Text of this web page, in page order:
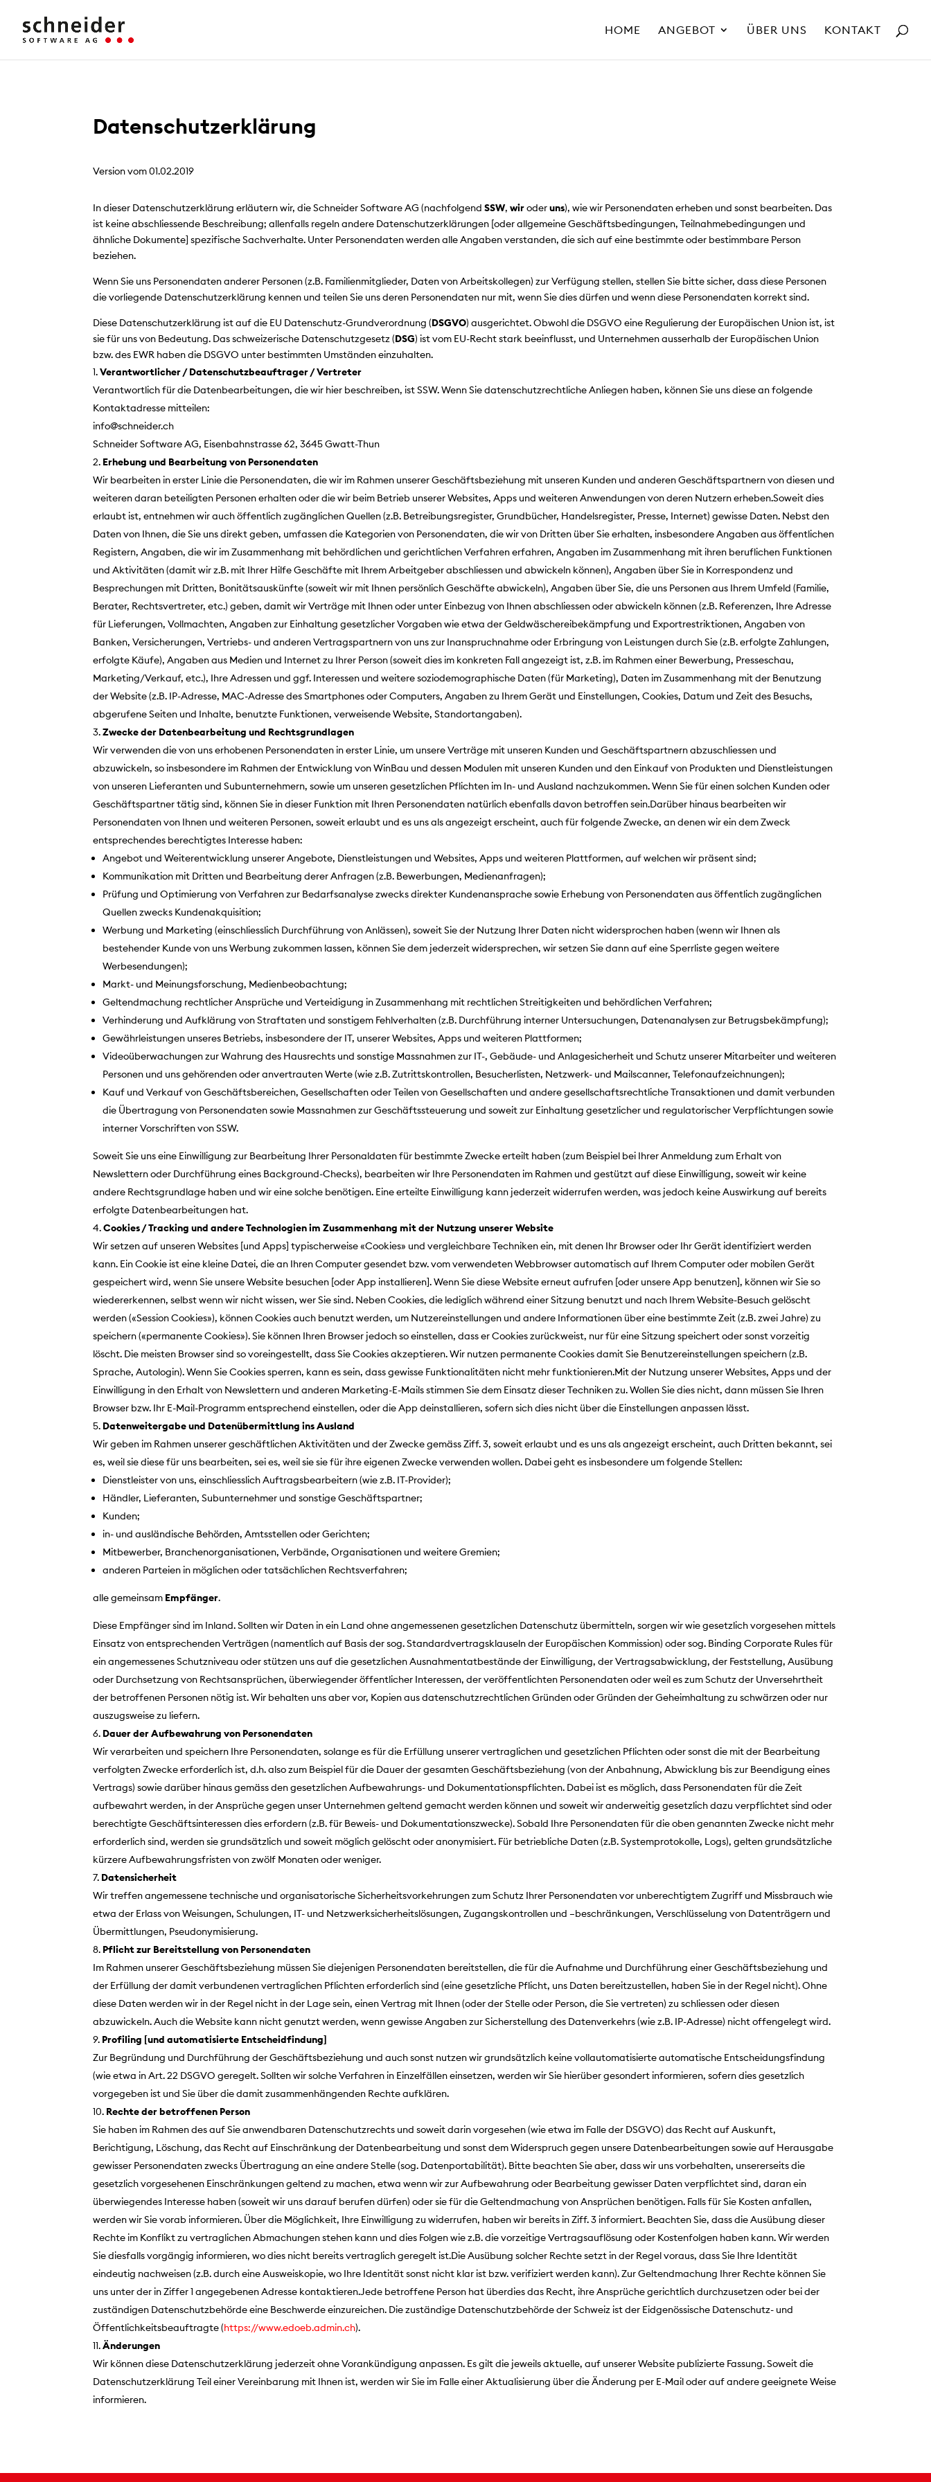
HOME ANGEBOT ÜBER UNS KONTAKT
Datenschutzerklärung
Version vom 01.02.2019
In dieser Datenschutzerklärung erläutern wir, die Schneider Software AG (nachfolgendSSW,wiroderuns), wie wir Personendaten erheben und sonst bearbeiten. Das
ist keine abschliessende Beschreibung; allenfalls regeln andere Datenschutzerklärungen [oder allgemeine Geschäftsbedingungen, Teilnahmebedingungen und
ähnliche Dokumente] spezifische Sachverhalte. Unter Personendaten werden alle Angaben verstanden, die sich auf eine bestimmte oder bestimmbare Person
beziehen.
Wenn Sie uns Personendaten anderer Personen (z.B. Familienmitglieder, Daten von Arbeitskollegen) zur Verfügung stellen, stellen Sie bitte sicher, dass diese Personen
die vorliegende Datenschutzerklärung kennen und teilen Sie uns deren Personendaten nur mit, wenn Sie dies dürfen und wenn diese Personendaten korrekt sind.
Diese Datenschutzerklärung ist auf die EU Datenschutz-Grundverordnung (DSGVO) ausgerichtet. Obwohl die DSGVO eine Regulierung der Europäischen Union ist, ist
sie für uns von Bedeutung. Das schweizerische Datenschutzgesetz (DSG) ist vom EU-Recht stark beeinflusst, und Unternehmen ausserhalb der Europäischen Union
bzw. des EWR haben die DSGVO unter bestimmten Umständen einzuhalten.
Verantwortlicher / Datenschutzbeauftrager / Vertreter
Verantwortlich für die Datenbearbeitungen, die wir hier beschreiben, ist SSW. Wenn Sie datenschutzrechtliche Anliegen haben, können Sie uns diese an folgende
Kontaktadresse mitteilen:
info@schneider.ch
Schneider Software AG, Eisenbahnstrasse 62, 3645 Gwatt-Thun
Erhebung und Bearbeitung von Personendaten
Wir bearbeiten in erster Linie die Personendaten, die wir im Rahmen unserer Geschäftsbeziehung mit unseren Kunden und anderen Geschäftspartnern von diesen und
weiteren daran beteiligten Personen erhalten oder die wir beim Betrieb unserer Websites, Apps und weiteren Anwendungen von deren Nutzern erheben.Soweit dies
erlaubt ist, entnehmen wir auch öffentlich zugänglichen Quellen (z.B. Betreibungsregister, Grundbücher, Handelsregister, Presse, Internet) gewisse Daten. Nebst den
Daten von Ihnen, die Sie uns direkt geben, umfassen die Kategorien von Personendaten, die wir von Dritten über Sie erhalten, insbesondere Angaben aus öffentlichen
Registern, Angaben, die wir im Zusammenhang mit behördlichen und gerichtlichen Verfahren erfahren, Angaben im Zusammenhang mit ihren beruflichen Funktionen
und Aktivitäten (damit wir z.B. mit Ihrer Hilfe Geschäfte mit Ihrem Arbeitgeber abschliessen und abwickeln können), Angaben über Sie in Korrespondenz und
Besprechungen mit Dritten, Bonitätsauskünfte (soweit wir mit Ihnen persönlich Geschäfte abwickeln), Angaben über Sie, die uns Personen aus Ihrem Umfeld (Familie,
Berater, Rechtsvertreter, etc.) geben, damit wir Verträge mit Ihnen oder unter Einbezug von Ihnen abschliessen oder abwickeln können (z.B. Referenzen, Ihre Adresse
für Lieferungen, Vollmachten, Angaben zur Einhaltung gesetzlicher Vorgaben wie etwa der Geldwäschereibekämpfung und Exportrestriktionen, Angaben von
Banken, Versicherungen, Vertriebs- und anderen Vertragspartnern von uns zur Inanspruchnahme oder Erbringung von Leistungen durch Sie (z.B. erfolgte Zahlungen,
erfolgte Käufe), Angaben aus Medien und Internet zu Ihrer Person (soweit dies im konkreten Fall angezeigt ist, z.B. im Rahmen einer Bewerbung, Presseschau,
Marketing/Verkauf, etc.), Ihre Adressen und ggf. Interessen und weitere soziodemographische Daten (für Marketing), Daten im Zusammenhang mit der Benutzung
der Website (z.B. IP-Adresse, MAC-Adresse des Smartphones oder Computers, Angaben zu Ihrem Gerät und Einstellungen, Cookies, Datum und Zeit des Besuchs,
abgerufene Seiten und Inhalte, benutzte Funktionen, verweisende Website, Standortangaben).
Zwecke der Datenbearbeitung und Rechtsgrundlagen
Wir verwenden die von uns erhobenen Personendaten in erster Linie, um unsere Verträge mit unseren Kunden und Geschäftspartnern abzuschliessen und
abzuwickeln, so insbesondere im Rahmen der Entwicklung von WinBau und dessen Modulen mit unseren Kunden und den Einkauf von Produkten und Dienstleistungen
von unseren Lieferanten und Subunternehmern, sowie um unseren gesetzlichen Pflichten im In- und Ausland nachzukommen. Wenn Sie für einen solchen Kunden oder
Geschäftspartner tätig sind, können Sie in dieser Funktion mit Ihren Personendaten natürlich ebenfalls davon betroffen sein.Darüber hinaus bearbeiten wir
Personendaten von Ihnen und weiteren Personen, soweit erlaubt und es uns als angezeigt erscheint, auch für folgende Zwecke, an denen wir ein dem Zweck
entsprechendes berechtigtes Interesse haben:
Angebot und Weiterentwicklung unserer Angebote, Dienstleistungen und Websites, Apps und weiteren Plattformen, auf welchen wir präsent sind;
Kommunikation mit Dritten und Bearbeitung derer Anfragen (z.B. Bewerbungen, Medienanfragen);
Prüfung und Optimierung von Verfahren zur Bedarfsanalyse zwecks direkter Kundenansprache sowie Erhebung von Personendaten aus öffentlich zugänglichen
Quellen zwecks Kundenakquisition;
Werbung und Marketing (einschliesslich Durchführung von Anlässen), soweit Sie der Nutzung Ihrer Daten nicht widersprochen haben (wenn wir Ihnen als
bestehender Kunde von uns Werbung zukommen lassen, können Sie dem jederzeit widersprechen, wir setzen Sie dann auf eine Sperrliste gegen weitere
Werbesendungen);
Markt- und Meinungsforschung, Medienbeobachtung;
Geltendmachung rechtlicher Ansprüche und Verteidigung in Zusammenhang mit rechtlichen Streitigkeiten und behördlichen Verfahren;
Verhinderung und Aufklärung von Straftaten und sonstigem Fehlverhalten (z.B. Durchführung interner Untersuchungen, Datenanalysen zur Betrugsbekämpfung);
Gewährleistungen unseres Betriebs, insbesondere der IT, unserer Websites, Apps und weiteren Plattformen;
Videoüberwachungen zur Wahrung des Hausrechts und sonstige Massnahmen zur IT-, Gebäude- und Anlagesicherheit und Schutz unserer Mitarbeiter und weiteren
Personen und uns gehörenden oder anvertrauten Werte (wie z.B. Zutrittskontrollen, Besucherlisten, Netzwerk- und Mailscanner, Telefonaufzeichnungen);
Kauf und Verkauf von Geschäftsbereichen, Gesellschaften oder Teilen von Gesellschaften und andere gesellschaftsrechtliche Transaktionen und damit verbunden
die Übertragung von Personendaten sowie Massnahmen zur Geschäftssteuerung und soweit zur Einhaltung gesetzlicher und regulatorischer Verpflichtungen sowie
interner Vorschriften von SSW.
Soweit Sie uns eine Einwilligung zur Bearbeitung Ihrer Personaldaten für bestimmte Zwecke erteilt haben (zum Beispiel bei Ihrer Anmeldung zum Erhalt von
Newslettern oder Durchführung eines Background-Checks), bearbeiten wir Ihre Personendaten im Rahmen und gestützt auf diese Einwilligung, soweit wir keine
andere Rechtsgrundlage haben und wir eine solche benötigen. Eine erteilte Einwilligung kann jederzeit widerrufen werden, was jedoch keine Auswirkung auf bereits
erfolgte Datenbearbeitungen hat.
Cookies / Tracking und andere Technologien im Zusammenhang mit der Nutzung unserer Website
Wir setzen auf unseren Websites [und Apps] typischerweise «Cookies» und vergleichbare Techniken ein, mit denen Ihr Browser oder Ihr Gerät identifiziert werden
kann. Ein Cookie ist eine kleine Datei, die an Ihren Computer gesendet bzw. vom verwendeten Webbrowser automatisch auf Ihrem Computer oder mobilen Gerät
gespeichert wird, wenn Sie unsere Website besuchen [oder App installieren]. Wenn Sie diese Website erneut aufrufen [oder unsere App benutzen], können wir Sie so
wiedererkennen, selbst wenn wir nicht wissen, wer Sie sind. Neben Cookies, die lediglich während einer Sitzung benutzt und nach Ihrem Website-Besuch gelöscht
werden («Session Cookies»), können Cookies auch benutzt werden, um Nutzereinstellungen und andere Informationen über eine bestimmte Zeit (z.B. zwei Jahre) zu
speichern («permanente Cookies»). Sie können Ihren Browser jedoch so einstellen, dass er Cookies zurückweist, nur für eine Sitzung speichert oder sonst vorzeitig
löscht. Die meisten Browser sind so voreingestellt, dass Sie Cookies akzeptieren. Wir nutzen permanente Cookies damit Sie Benutzereinstellungen speichern (z.B.
Sprache, Autologin). Wenn Sie Cookies sperren, kann es sein, dass gewisse Funktionalitäten nicht mehr funktionieren.Mit der Nutzung unserer Websites, Apps und der
Einwilligung in den Erhalt von Newslettern und anderen Marketing-E-Mails stimmen Sie dem Einsatz dieser Techniken zu. Wollen Sie dies nicht, dann müssen Sie Ihren
Browser bzw. Ihr E-Mail-Programm entsprechend einstellen, oder die App deinstallieren, sofern sich dies nicht über die Einstellungen anpassen lässt.
Datenweitergabe und Datenübermittlung ins Ausland
Wir geben im Rahmen unserer geschäftlichen Aktivitäten und der Zwecke gemäss Ziff. 3, soweit erlaubt und es uns als angezeigt erscheint, auch Dritten bekannt, sei
es, weil sie diese für uns bearbeiten, sei es, weil sie sie für ihre eigenen Zwecke verwenden wollen. Dabei geht es insbesondere um folgende Stellen:
Dienstleister von uns, einschliesslich Auftragsbearbeitern (wie z.B. IT-Provider);
Händler, Lieferanten, Subunternehmer und sonstige Geschäftspartner;
Kunden;
in- und ausländische Behörden, Amtsstellen oder Gerichten;
Mitbewerber, Branchenorganisationen, Verbände, Organisationen und weitere Gremien;
anderen Parteien in möglichen oder tatsächlichen Rechtsverfahren;
alle gemeinsam Empfänger.
Diese Empfänger sind im Inland. Sollten wir Daten in ein Land ohne angemessenen gesetzlichen Datenschutz übermitteln, sorgen wir wie gesetzlich vorgesehen mittels
Einsatz von entsprechenden Verträgen (namentlich auf Basis der sog. Standardvertragsklauseln der Europäischen Kommission) oder sog. Binding Corporate Rules für
ein angemessenes Schutzniveau oder stützen uns auf die gesetzlichen Ausnahmentatbestände der Einwilligung, der Vertragsabwicklung, der Feststellung, Ausübung
oder Durchsetzung von Rechtsansprüchen, überwiegender öffentlicher Interessen, der veröffentlichten Personendaten oder weil es zum Schutz der Unversehrtheit
der betroffenen Personen nötig ist. Wir behalten uns aber vor, Kopien aus datenschutzrechtlichen Gründen oder Gründen der Geheimhaltung zu schwärzen oder nur
auszugsweise zu liefern.
Dauer der Aufbewahrung von Personendaten
Wir verarbeiten und speichern Ihre Personendaten, solange es für die Erfüllung unserer vertraglichen und gesetzlichen Pflichten oder sonst die mit der Bearbeitung
verfolgten Zwecke erforderlich ist, d.h. also zum Beispiel für die Dauer der gesamten Geschäftsbeziehung (von der Anbahnung, Abwicklung bis zur Beendigung eines
Vertrags) sowie darüber hinaus gemäss den gesetzlichen Aufbewahrungs- und Dokumentationspflichten. Dabei ist es möglich, dass Personendaten für die Zeit
aufbewahrt werden, in der Ansprüche gegen unser Unternehmen geltend gemacht werden können und soweit wir anderweitig gesetzlich dazu verpflichtet sind oder
berechtigte Geschäftsinteressen dies erfordern (z.B. für Beweis- und Dokumentationszwecke). Sobald Ihre Personendaten für die oben genannten Zwecke nicht mehr
erforderlich sind, werden sie grundsätzlich und soweit möglich gelöscht oder anonymisiert. Für betriebliche Daten (z.B. Systemprotokolle, Logs), gelten grundsätzliche
kürzere Aufbewahrungsfristen von zwölf Monaten oder weniger.
Datensicherheit
Wir treffen angemessene technische und organisatorische Sicherheitsvorkehrungen zum Schutz Ihrer Personendaten vor unberechtigtem Zugriff und Missbrauch wie
etwa der Erlass von Weisungen, Schulungen, IT- und Netzwerksicherheitslösungen, Zugangskontrollen und –beschränkungen, Verschlüsselung von Datenträgern und
Übermittlungen, Pseudonymisierung.
Pflicht zur Bereitstellung von Personendaten
Im Rahmen unserer Geschäftsbeziehung müssen Sie diejenigen Personendaten bereitstellen, die für die Aufnahme und Durchführung einer Geschäftsbeziehung und
der Erfüllung der damit verbundenen vertraglichen Pflichten erforderlich sind (eine gesetzliche Pflicht, uns Daten bereitzustellen, haben Sie in der Regel nicht). Ohne
diese Daten werden wir in der Regel nicht in der Lage sein, einen Vertrag mit Ihnen (oder der Stelle oder Person, die Sie vertreten) zu schliessen oder diesen
abzuwickeln. Auch die Website kann nicht genutzt werden, wenn gewisse Angaben zur Sicherstellung des Datenverkehrs (wie z.B. IP-Adresse) nicht offengelegt wird.
Profiling [und automatisierte Entscheidfindung]
Zur Begründung und Durchführung der Geschäftsbeziehung und auch sonst nutzen wir grundsätzlich keine vollautomatisierte automatische Entscheidungsfindung
(wie etwa in Art. 22 DSGVO geregelt. Sollten wir solche Verfahren in Einzelfällen einsetzen, werden wir Sie hierüber gesondert informieren, sofern dies gesetzlich
vorgegeben ist und Sie über die damit zusammenhängenden Rechte aufklären.
Rechte der betroffenen Person
Sie haben im Rahmen des auf Sie anwendbaren Datenschutzrechts und soweit darin vorgesehen (wie etwa im Falle der DSGVO) das Recht auf Auskunft,
Berichtigung, Löschung, das Recht auf Einschränkung der Datenbearbeitung und sonst dem Widerspruch gegen unsere Datenbearbeitungen sowie auf Herausgabe
gewisser Personendaten zwecks Übertragung an eine andere Stelle (sog. Datenportabilität). Bitte beachten Sie aber, dass wir uns vorbehalten, unsererseits die
gesetzlich vorgesehenen Einschränkungen geltend zu machen, etwa wenn wir zur Aufbewahrung oder Bearbeitung gewisser Daten verpflichtet sind, daran ein
überwiegendes Interesse haben (soweit wir uns darauf berufen dürfen) oder sie für die Geltendmachung von Ansprüchen benötigen. Falls für Sie Kosten anfallen,
werden wir Sie vorab informieren. Über die Möglichkeit, Ihre Einwilligung zu widerrufen, haben wir bereits in Ziff. 3 informiert. Beachten Sie, dass die Ausübung dieser
Rechte im Konflikt zu vertraglichen Abmachungen stehen kann und dies Folgen wie z.B. die vorzeitige Vertragsauflösung oder Kostenfolgen haben kann. Wir werden
Sie diesfalls vorgängig informieren, wo dies nicht bereits vertraglich geregelt ist.Die Ausübung solcher Rechte setzt in der Regel voraus, dass Sie Ihre Identität
eindeutig nachweisen (z.B. durch eine Ausweiskopie, wo Ihre Identität sonst nicht klar ist bzw. verifiziert werden kann). Zur Geltendmachung Ihrer Rechte können Sie
uns unter der in Ziffer 1 angegebenen Adresse kontaktieren.Jede betroffene Person hat überdies das Recht, ihre Ansprüche gerichtlich durchzusetzen oder bei der
zuständigen Datenschutzbehörde eine Beschwerde einzureichen. Die zuständige Datenschutzbehörde der Schweiz ist der Eidgenössische Datenschutz- und
Öffentlichkeitsbeauftragte (https://www.edoeb.admin.ch).
Änderungen
Wir können diese Datenschutzerklärung jederzeit ohne Vorankündigung anpassen. Es gilt die jeweils aktuelle, auf unserer Website publizierte Fassung. Soweit die
Datenschutzerklärung Teil einer Vereinbarung mit Ihnen ist, werden wir Sie im Falle einer Aktualisierung über die Änderung per E-Mail oder auf andere geeignete Weise
informieren.